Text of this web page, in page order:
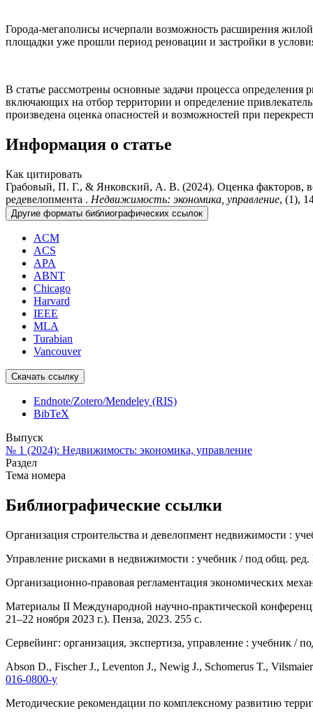
Города-мегаполисы исчерпали возможность расширения
площадки уже прошли период реновации и застройки в
В статье рассмотрены основные задачи процесса
включающих на отбор территории и определение
произведена оценка опасностей и возможностей при
Информация о статье
Как цитировать
Грабовый, П. Г., & Янковский, А. В. (2024). Оценка факторов,
редевелопмента . Недвижимость: экономика, управление, (1),
Другие форматы библиографических ссылок
ACM
ACS
APA
ABNT
Chicago
Harvard
IEEE
MLA
Turabian
Vancouver
Скачать ссылку
Endnote/Zotero/Mendeley (RIS)
BibTeX
Выпуск
№ 1 (2024): Недвижимость: экономика, управление
Раздел
Тема номера
Библиографические ссылки
Организация строительства и девелопмент недвижимости :
Управление рисками в недвижимости : учебник / под общ.
Организационно-правовая регламентация экономических
Материалы II Международной научно-практической
21–22 ноября 2023 г.). Пенза, 2023. 255 с.
Сервейинг: организация, экспертиза, управление : учебник /
Abson D., Fischer J., Leventon J., Newig J., Schomerus T.,
016-0800-y
Методические рекомендации по комплексному развитию